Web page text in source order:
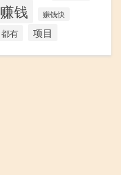
赚钱 赚钱快
都有 项目